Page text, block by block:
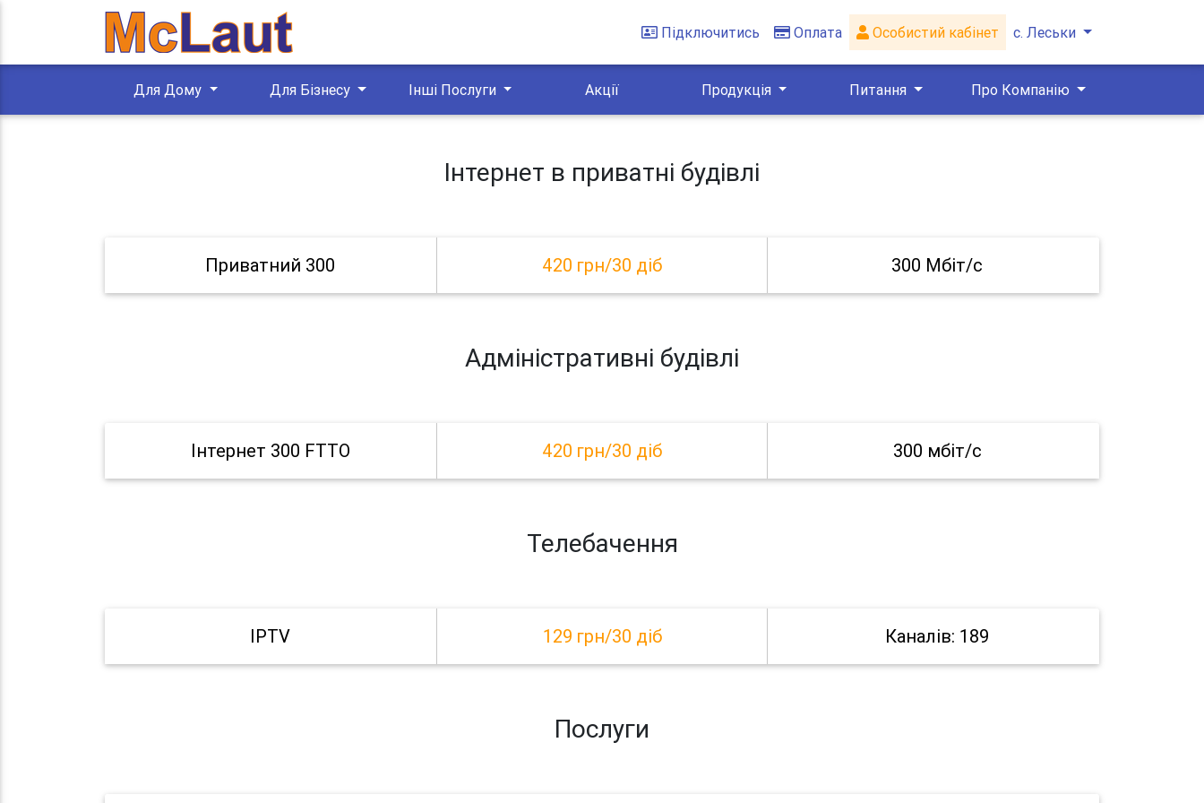
Підключитись Оплата Особистий кабінет с. Леськи
Для Дому Для Бізнесу Інші Послуги Акції Продукція Питання Про Компанію
Інтернет в приватні будівлі
Приватний 300 420 грн/30 діб 300 Мбіт/с
Адміністративні будівлі
Інтернет 300 FTTO 420 грн/30 діб 300 мбіт/с
Телебачення
IPTV 129 грн/30 діб Каналів: 189
Послуги